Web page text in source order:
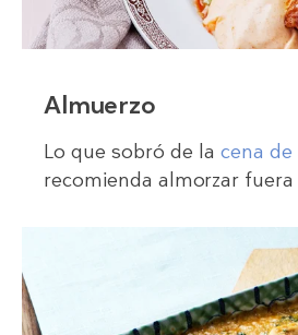
Almuerzo
Lo que sobró de la cena de
recomienda almorzar fuera